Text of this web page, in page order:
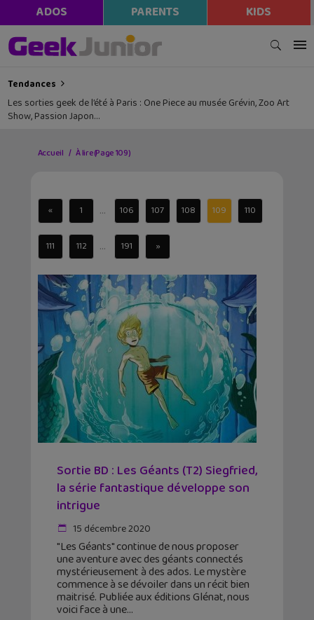
ADOS PARENTS KIDS
Tendances
Les sorties geek de l’été à Paris : One Piece au musée Grévin, Zoo Art
Show, Passion Japon…
Accueil À lire(Page 109)
« 1 ... 106 107 108 109 110
111 112 ... 191 »
Sortie BD : Les Géants (T2) Siegfried,
la série fantastique développe son
intrigue
15 décembre 2020
"Les Géants" continue de nous proposer
une aventure avec des géants connectés
mystérieusement à des ados. Le mystère
commence à se dévoiler dans un récit bien
maitrisé. Publiée aux éditions Glénat, nous
voici face à une